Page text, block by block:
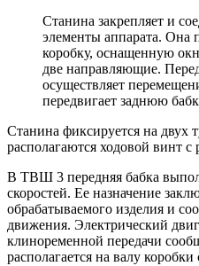
Станина закрепляет и
элементы аппарата. Она
коробку, оснащенную
две направляющие.
осуществляет
передвигает заднюю
Станина фиксируется на двух
располагаются ходовой винт с
В ТВШ 3 передняя бабка
скоростей. Ее назначение
обрабатываемого изделия и
движения. Электрический
клиноременной передачи
располагается на валу коробки